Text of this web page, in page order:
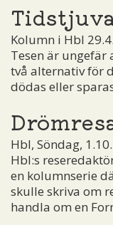
Kolumn i Hbl
Tesen är
två alternativ för
dödas eller
Hbl, Söndag,
Hbl:s
en kolumnserie
skulle skriva om
handla om en